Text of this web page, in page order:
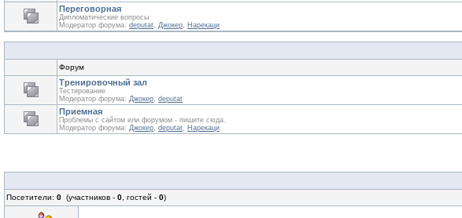
Переговорная
Дипломатические вопросы
Модератор форума: deputat, Джокер, Нарекаци
Форум
Тренировочный зал
Тестирование
Модератор форума: Джокер, deputat
Приемная
Проблемы с сайтом или форумом - пишите сюда.
Модератор форума: Джокер, deputat, Нарекаци
Посетители: 0 (участников - 0 , гостей - 0)